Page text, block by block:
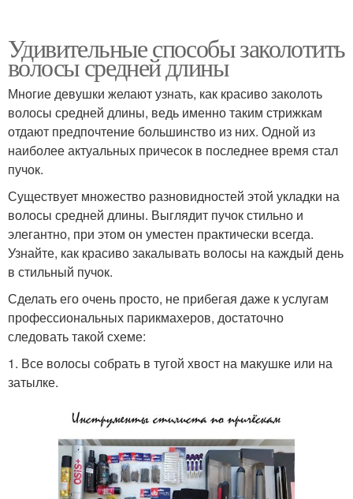
Удивительные способы заколотить
волосы средней длины
Многие девушки желают узнать, как красиво заколоть
волосы средней длины, ведь именно таким стрижкам
отдают предпочтение большинство из них. Одной из
наиболее актуальных причесок в последнее время стал
пучок.
Существует множество разновидностей этой укладки на
волосы средней длины. Выглядит пучок стильно и
элегантно, при этом он уместен практически всегда.
Узнайте, как красиво закалывать волосы на каждый день
в стильный пучок.
Сделать его очень просто, не прибегая даже к услугам
профессиональных парикмахеров, достаточно
следовать такой схеме:
1. Все волосы собрать в тугой хвост на макушке или на
затылке.